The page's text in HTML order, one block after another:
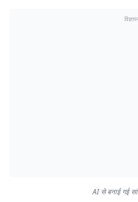
AI से बनाई गई